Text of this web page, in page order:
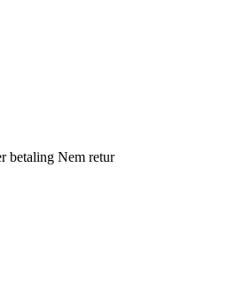
betaling Nem retur